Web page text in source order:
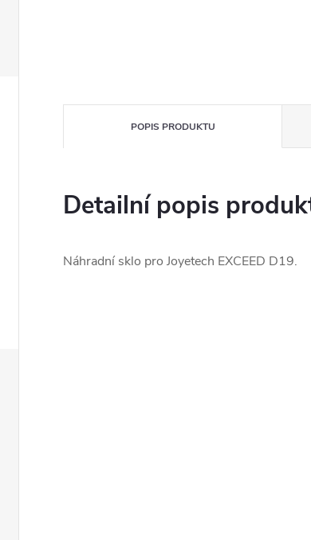
POPIS PRODUKTU
Detailní popis
Náhradní sklo pro Joyetech EXCEED D19.